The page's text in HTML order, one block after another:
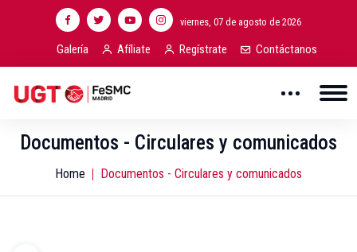
viernes, 07 de agosto de 2026
Galería Afíliate Regístrate Contáctanos
Documentos - Circulares y comunicados
Home Documentos - Circulares y comunicados